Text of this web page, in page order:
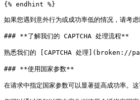
{% endhint %}
如果您遇到意外行为或成功率低的情况，请考虑
### **了解我们的 CAPTCHA 处理流程**
熟悉我们的 [CAPTCHA 处理](broken://
### **使用国家参数**
在请求中指定国家参数可以显著提高成功率。